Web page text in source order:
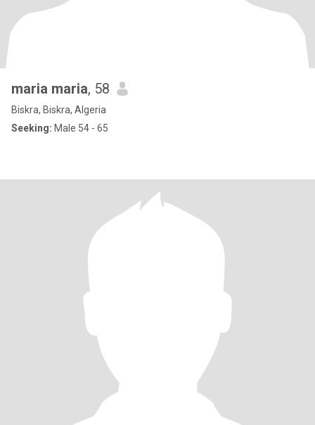
maria maria, 58
Biskra, Biskra, Algeria
Seeking: Male 54 - 65